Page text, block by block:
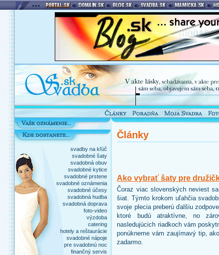
svadby na kľúč
svadobné šaty
svadobná obuv
svadobné kytice
svadobné prstene
svadobné oznámenia
svadobné účesy
svadobná hudba
svadobná doprava
foto-video
výzdoba
catering
hotely a reštaurácie
svadobné nápoje
pre svadobnú noc
finančný servis
Články
Ako vybrať šaty pre
Čoraz viac slovenských neviest
šiat. Týmto krokom uľahčia
svoje plecia preberú ďalšiu
ktoré budú atraktívne, no
nasledujúcich riadkoch vám
ponúkneme vám zaujímavý tip,
zadarmo.